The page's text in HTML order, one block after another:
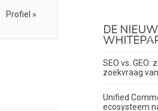
Profiel »
DE
SEO vs.
zoekvraag
Unified
ecosysteem